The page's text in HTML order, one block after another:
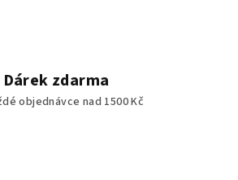
Dárek zdarma
objednávce nad 1500 Kč